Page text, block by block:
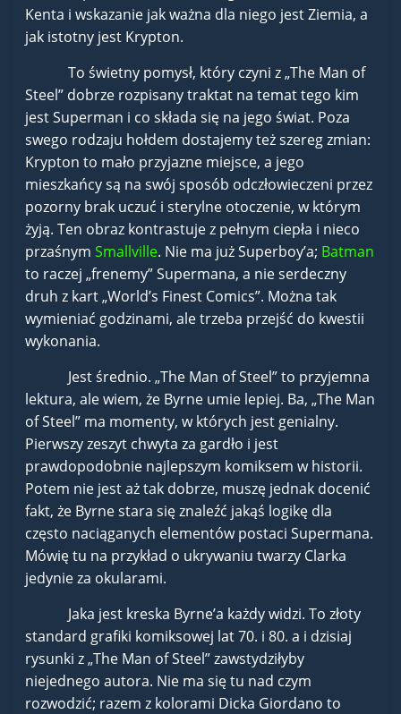
Kenta i wskazanie jak ważna dla niego jest Ziemia, a
jak istotny jest Krypton.
To świetny pomysł, który czyni z „The Man of
Steel” dobrze rozpisany traktat na temat tego kim
jest Superman i co składa się na jego świat. Poza
swego rodzaju hołdem dostajemy też szereg zmian:
Krypton to mało przyjazne miejsce, a jego
mieszkańcy są na swój sposób odczłowieczeni przez
pozorny brak uczuć i sterylne otoczenie, w którym
żyją. Ten obraz kontrastuje z pełnym ciepła i nieco
przaśnymSmallville. Nie ma już Superboy’a; Batman
to raczej „frenemy” Supermana, a nie serdeczny
druh z kart „World’s Finest Comics”. Można tak
wymieniać godzinami, ale trzeba przejść do kwestii
wykonania.
Jest średnio. „The Man of Steel” to przyjemna
lektura, ale wiem, że Byrne umie lepiej. Ba, „The Man
of Steel” ma momenty, w których jest genialny.
Pierwszy zeszyt chwyta za gardło i jest
prawdopodobnie najlepszym komiksem w historii.
Potem nie jest aż tak dobrze, muszę jednak docenić
fakt, że Byrne stara się znaleźć jakąś logikę dla
często naciąganych elementów postaci Supermana.
Mówię tu na przykład o ukrywaniu twarzy Clarka
jedynie za okularami.
Jaka jest kreska Byrne’a każdy widzi. To złoty
standard grafiki komiksowej lat 70. i 80. a i dzisiaj
rysunki z „The Man of Steel” zawstydziłyby
niejednego autora. Nie ma się tu nad czym
rozwodzić; razem z kolorami Dicka Giordano to